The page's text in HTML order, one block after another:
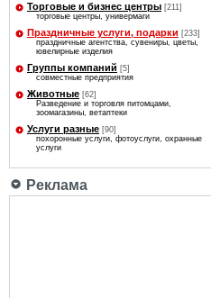
Торговые и бизнес центры [211]
торговые центры, универмаги
Праздничные услуги, подарки [233]
праздничные агентства, сувениры, цветы,
ювелирные изделия
Группы компаний [5]
совместные предприятия
Животные [62]
Разведение и торговля питомцами,
зоомагазины, ветаптеки
Услуги разные [90]
похоронные услуги, фотоуслуги, охранные
услуги
Реклама